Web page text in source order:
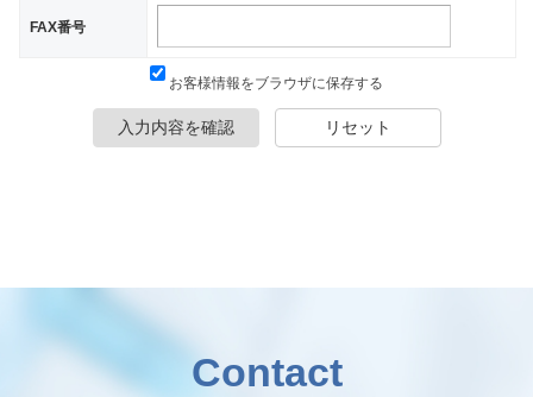
FAX番号
お客様情報をブラウザに保存する
入力内容を確認 リセット
Contact